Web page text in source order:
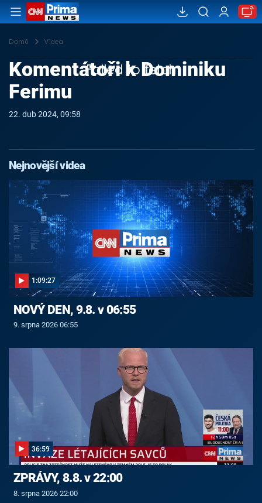
Domů Videa
Failed to fetch
Komentátoři k Dominiku
Ferimu
22. dub 2024, 09:58
Nejnovější videa
1:09:27
NOVÝ DEN, 9.8. v 06:55
9. srpna 2026 06:55
36:59
ZPRÁVY, 8.8. v 22:00
8. srpna 2026 22:00